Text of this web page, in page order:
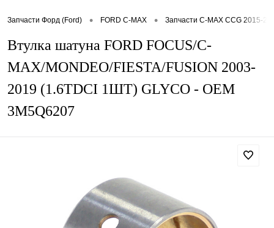
Запчасти Форд (Ford) • FORD C-MAX • Запчасти C-MAX CCG 2015-
Втулка шатуна FORD FOCUS/C-
MAX/MONDEO/FIESTA/FUSION 2003-
2019 (1.6TDCI 1ШТ) GLYCO - OEM
3M5Q6207